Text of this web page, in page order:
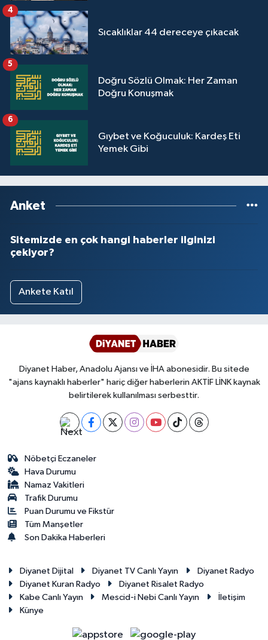
Sıcaklıklar 44 dereceye çıkacak
4
Doğru Sözlü Olmak: Her Zaman
Doğru Konuşmak
5
Gıybet ve Koğuculuk: Kardeş Eti
Yemek Gibi
6
Anket
Sitemizde en çok hangi haberler ilginizi
çekiyor?
Ankete Katıl
Diyanet Haber, Anadolu Ajansı ve İHA abonesidir. Bu sitede
"ajans kaynaklı haberler" hariç diğer haberlerin AKTİF LİNK kaynak
belirtilerek kullanılması serbesttir.
Nöbetçi Eczaneler
Hava Durumu
Namaz Vakitleri
Trafik Durumu
Puan Durumu ve Fikstür
Tüm Manşetler
Son Dakika Haberleri
Diyanet Dijital Diyanet TV Canlı Yayın
Diyanet Radyo
Diyanet Kuran Radyo
Diyanet Risalet Radyo
Kabe Canlı Yayın
Mescid-i Nebi Canlı Yayın
İletişim
Künye